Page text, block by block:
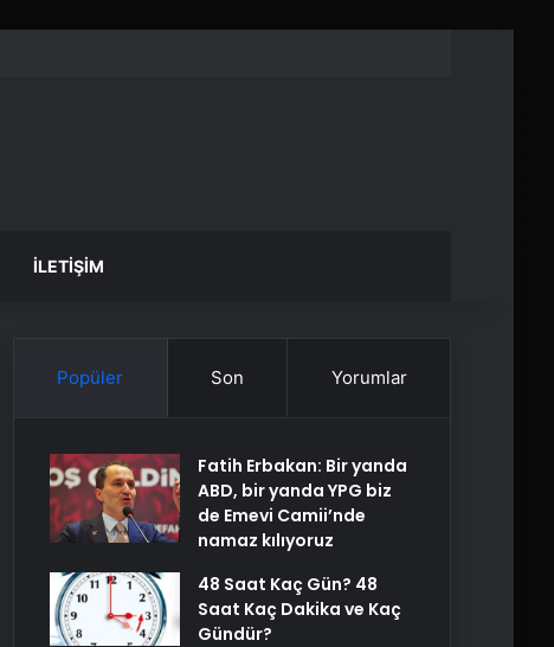
İLETIŞIM
Popüler Son Yorumlar
Fatih Erbakan: Bir yanda
ABD, bir yanda YPG biz
de Emevi Camii’nde
namaz kılıyoruz
48 Saat Kaç Gün? 48
Saat Kaç Dakika ve Kaç
Gündür?